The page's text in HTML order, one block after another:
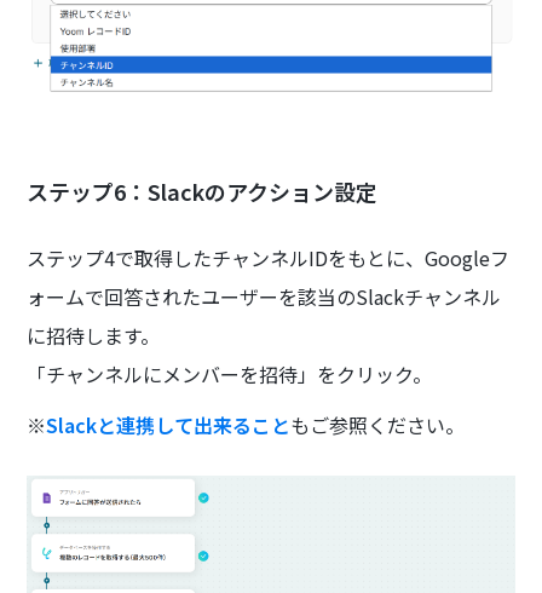
ステップ6：Slackのアクション設定
ステップ4で取得したチャンネルIDをもとに、Googleフ
ォームで回答されたユーザーを該当のSlackチャンネル
に招待します。
「チャンネルにメンバーを招待」をクリック。
※Slackと連携して出来ることもご参照ください。